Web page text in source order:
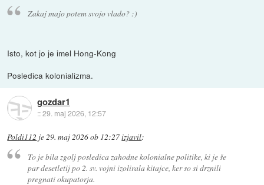
Zakaj majo potem svojo vlado? :)
Isto, kot jo je imel Hong-Kong
Posledica kolonializma.
gozdar1
::29. maj 2026, 12:57
Poldi112 je29. maj 2026 ob 12:27izjavil:
To je bila zgolj posledica zahodne kolonialne politike, ki je še
par desetletij po 2. sv. vojni izolirala kitajce, ker so si drznili
pregnati okupatorja.